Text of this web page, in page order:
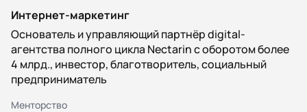
Интернет-маркетинг
Основатель и управляющий партнёр digital-
агентства полного цикла Nectarin с оборотом более
4 млрд., инвестор, благотворитель, социальный
предприниматель
Менторство